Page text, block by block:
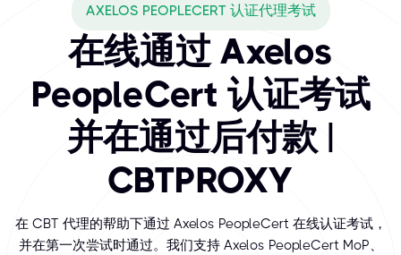
AXELOS 致力于开发、改进和推广一系列最佳实践框架和方法，
AXELOS PEOPLECERT 认证代理考试
在线通过 Axelos
PeopleCert 认证考试
并在通过后付款 |
CBTPROXY
在 CBT 代理的帮助下通过 Axelos PeopleCert 在线认证考试，
并在第一次尝试时通过。我们支持 Axelos PeopleCert MoP、